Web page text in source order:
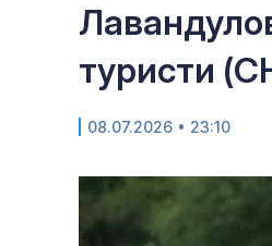
туристи
08.07.2026 • 23:10